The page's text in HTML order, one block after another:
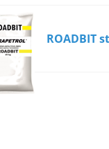
ROADBIT